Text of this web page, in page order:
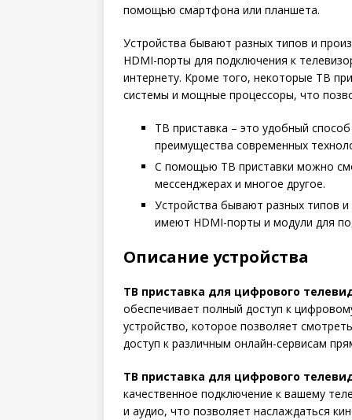
помощью смартфона или планшета.
Устройства бывают разных типов и
HDMI-порты для подключения к
интернету. Кроме того, некоторые ТВ
системы и мощные процессоры, что
ТВ приставка – это удобный
преимущества современных
С помощью ТВ приставки можно
мессенджерах и многое другое.
Устройства бывают разных типов
имеют HDMI-порты и модули для
Описание устройства
ТВ приставка для цифрового
обеспечивает полный доступ к
устройство, которое позволяет
доступ к различным онлайн-сервисам
ТВ приставка для цифрового
качественное подключение к вашему
и аудио, что позволяет наслаждаться